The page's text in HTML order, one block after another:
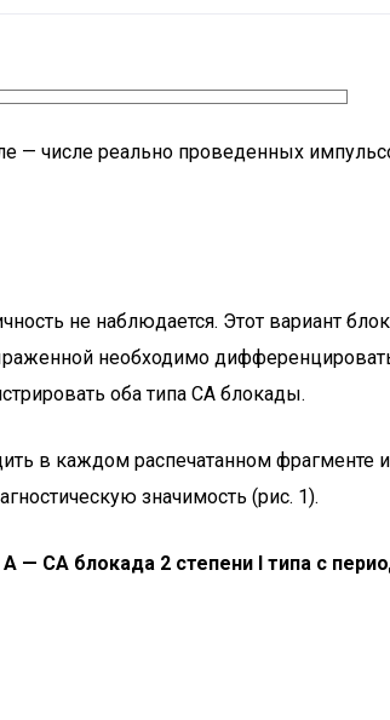
числе реально проведенных
не наблюдается. Этот вариант
необходимо
оба типа СА блокады.
в каждом распечатанном фрагменте
значимость (рис. 1).
— СА блокада 2 степени I типа с